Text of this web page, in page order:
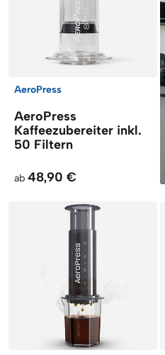
AeroPress
AeroPress
Kaffeezubereiter inkl.
50 Filtern
ab 48,90 €